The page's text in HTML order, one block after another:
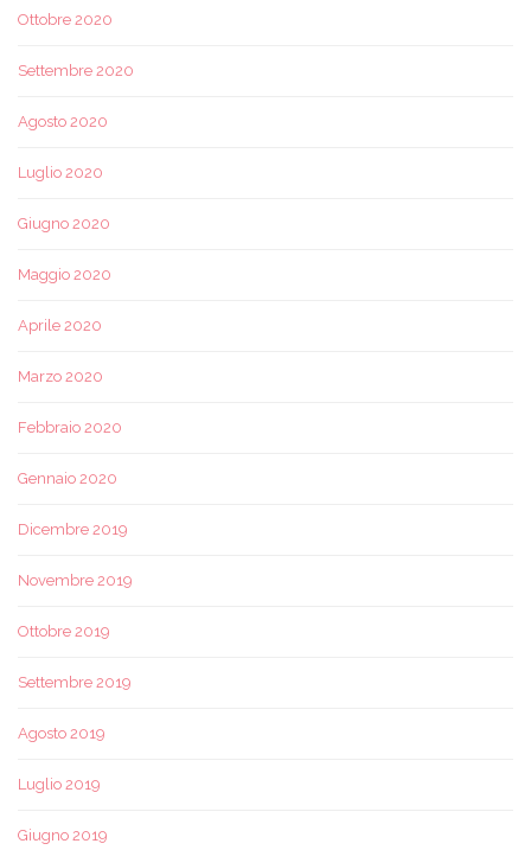
Ottobre 2020
Settembre 2020
Agosto 2020
Luglio 2020
Giugno 2020
Maggio 2020
Aprile 2020
Marzo 2020
Febbraio 2020
Gennaio 2020
Dicembre 2019
Novembre 2019
Ottobre 2019
Settembre 2019
Agosto 2019
Luglio 2019
Giugno 2019